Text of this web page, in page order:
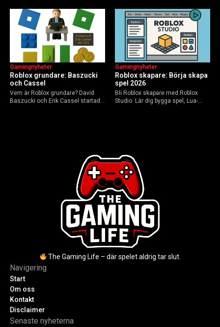
AI-drivna innovationer.
Roblox grundare: Baszucki
och Cassel
Gamingnyheter
Vem är Roblox grundare? David
Baszucki och Erik Cassel startade
Roblox skapare: Börja skapa
spel 2026
Gamingnyheter
Bli Roblox skapare med Roblox
Studio. Lär dig bygga spel, Lua-
The Gaming Life – där spelet aldrig tar slut.
Navigering
Start
Om oss
Kontakt
Disclaimer
Senaste nyheterna